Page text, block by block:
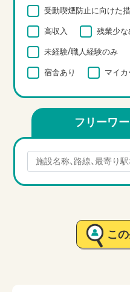
受動喫煙防止に向けた
高収入 残業少な
未経験/職人経験のみ
宿舎あり マイカ
フリーワ
こ